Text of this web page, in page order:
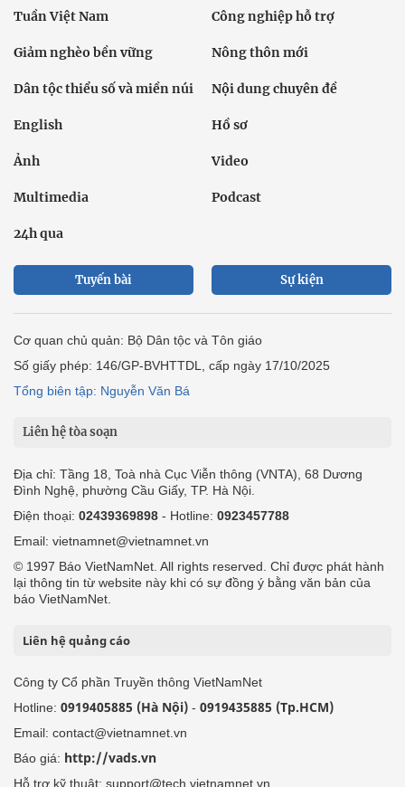
Tuần Việt Nam Công nghiệp hỗ trợ
Giảm nghèo bền vững Nông thôn mới
Dân tộc thiểu số và miền núi Nội dung chuyên đề
English Hồ sơ
Ảnh Video
Multimedia Podcast
24h qua
Tuyến bài Sự kiện
Cơ quan chủ quản: Bộ Dân tộc và Tôn giáo
Số giấy phép: 146/GP-BVHTTDL, cấp ngày 17/10/2025
Tổng biên tập: Nguyễn Văn Bá
Liên hệ tòa soạn
Địa chỉ: Tầng 18, Toà nhà Cục Viễn thông (VNTA), 68 Dương
Đình Nghệ, phường Cầu Giấy, TP. Hà Nội.
Điện thoại: 02439369898 - Hotline: 0923457788
Email: vietnamnet@vietnamnet.vn
© 1997 Báo VietNamNet. All rights reserved. Chỉ được phát hành
lại thông tin từ website này khi có sự đồng ý bằng văn bản của
báo VietNamNet.
Liên hệ quảng cáo
Công ty Cổ phần Truyền thông VietNamNet
Hotline: 0919405885 (Hà Nội) - 0919435885 (Tp.HCM)
Email: contact@vietnamnet.vn
Báo giá: http://vads.vn
Hỗ trợ kỹ thuật: support@tech.vietnamnet.vn